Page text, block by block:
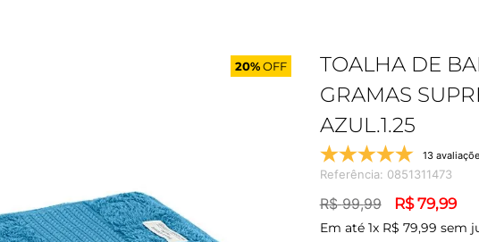
20%OFF
TOALHA DE
GRAMAS
AZUL.1.25
13
Referência: 0851311473
R$ 99,99 R$ 79,99
Em até 1x R$ 79,99 sem